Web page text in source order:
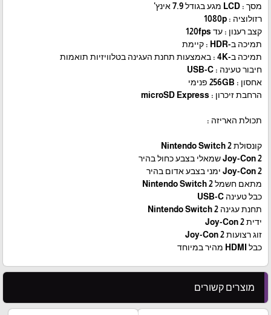
מסך : LCD מגע בגודל ‎7.9‎ אינץ'
רזולוציה : ‎1080p‎
קצב רענון : עד ‎120fps‎
תמיכה ב-HDR : קיימת
תמיכה ב-4K : באמצעות תחנת העגינה בטלוויזיות תואמות
חיבור טעינה : USB-C
אחסון : ‎256GB‎ פנימי
הרחבת זיכרון : microSD Express
תכולת האריזה :
קונסולת Nintendo Switch 2
Joy-Con 2 שמאלי בצבע כחול בהיר
Joy-Con 2 ימני בצבע אדום בהיר
מתאם חשמל Nintendo Switch 2
כבל טעינה USB-C
תחנת עגינה Nintendo Switch 2
ידית Joy-Con 2
זוג רצועות Joy-Con 2
כבל HDMI מהיר במיוחד
מוצרים קשורים